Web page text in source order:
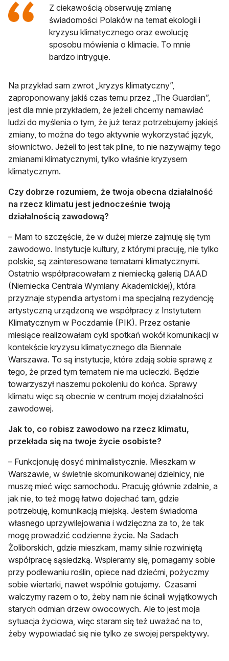
Z ciekawością obserwuję zmianę
świadomości Polaków na temat ekologii i
kryzysu klimatycznego oraz ewolucję
sposobu mówienia o klimacie. To mnie
bardzo intryguje.
Na przykład sam zwrot „kryzys klimatyczny”,
zaproponowany jakiś czas temu przez „The Guardian”,
jest dla mnie przykładem, że jeżeli chcemy namawiać
ludzi do myślenia o tym, że już teraz potrzebujemy jakiejś
zmiany, to można do tego aktywnie wykorzystać język,
słownictwo. Jeżeli to jest tak pilne, to nie nazywajmy tego
zmianami klimatycznymi, tylko właśnie kryzysem
klimatycznym.
Czy dobrze rozumiem, że twoja obecna działalność
na rzecz klimatu jest jednocześnie twoją
działalnością zawodową?
– Mam to szczęście, że w dużej mierze zajmuję się tym
zawodowo. Instytucje kultury, z którymi pracuję, nie tylko
polskie, są zainteresowane tematami klimatycznymi.
Ostatnio współpracowałam z niemiecką galerią DAAD
(Niemiecka Centrala Wymiany Akademickiej), która
przyznaje stypendia artystom i ma specjalną rezydencję
artystyczną urządzoną we współpracy z Instytutem
Klimatycznym w Poczdamie (PIK). Przez ostanie
miesiące realizowałam cykl spotkań wokół komunikacji w
kontekście kryzysu klimatycznego dla Biennale
Warszawa. To są instytucje, które zdają sobie sprawę z
tego, że przed tym tematem nie ma ucieczki. Będzie
towarzyszył naszemu pokoleniu do końca. Sprawy
klimatu więc są obecnie w centrum mojej działalności
zawodowej.
Jak to, co robisz zawodowo na rzecz klimatu,
przekłada się na twoje życie osobiste?
– Funkcjonuję dosyć minimalistycznie. Mieszkam w
Warszawie, w świetnie skomunikowanej dzielnicy, nie
muszę mieć więc samochodu. Pracuję głównie zdalnie, a
jak nie, to też mogę łatwo dojechać tam, gdzie
potrzebuję, komunikacją miejską. Jestem świadoma
własnego uprzywilejowania i wdzięczna za to, że tak
mogę prowadzić codzienne życie. Na Sadach
Żoliborskich, gdzie mieszkam, mamy silnie rozwiniętą
współpracę sąsiedzką. Wspieramy się, pomagamy sobie
przy podlewaniu roślin, opiece nad dziećmi, pożyczmy
sobie wiertarki, nawet wspólnie gotujemy. Czasami
walczymy razem o to, żeby nam nie ścinali wyjątkowych
starych odmian drzew owocowych. Ale to jest moja
sytuacja życiowa, więc staram się też uważać na to,
żeby wypowiadać się nie tylko ze swojej perspektywy.